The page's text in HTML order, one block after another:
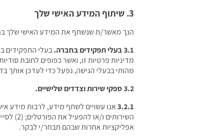
3. שיתוף המידע האישי שלך
הנך מאשר/ת שנשתף את המידע האישי שלך
3.1 בעלי תפקידים בחברה.
בעלי התפקידים
מדיניות פרטיות זו, ואשר כפופים לחובת
מהותי בבעלי הגישה, נפעל כדי לעדכן אותך
3.2 ספקי שירות וצדדים שלישיים.
3.2.1
אפליקציות אחרות שבהם תבחר/י לבקר.